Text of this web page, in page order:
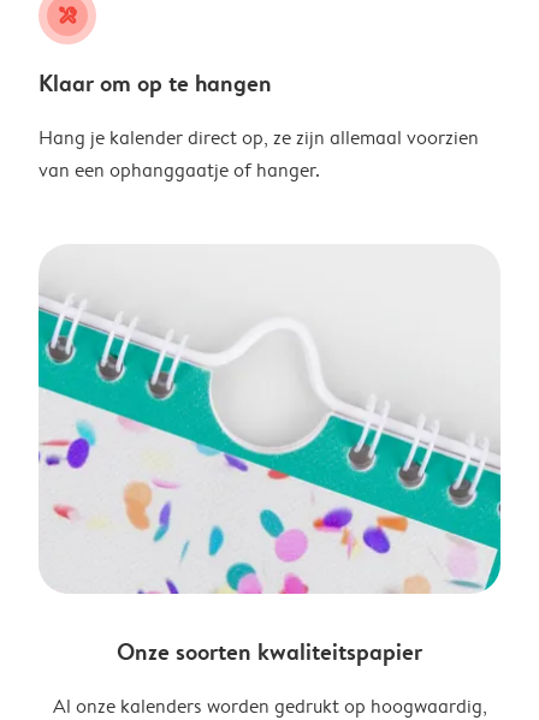
tools
Klaar om op te hangen
Hang je kalender direct op, ze zijn allemaal voorzien
van een ophanggaatje of hanger.
Onze soorten kwaliteitspapier
Al onze kalenders worden gedrukt op hoogwaardig,